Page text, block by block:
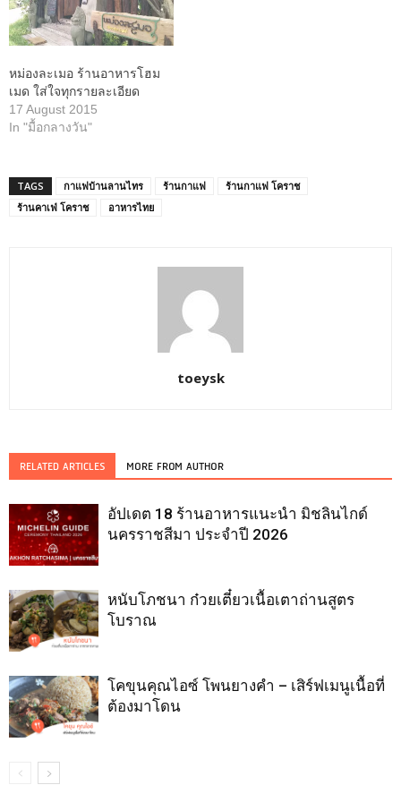
หม่องละเมอ ร้านอาหารโฮม
เมด ใส่ใจทุกรายละเอียด
17 August 2015
In "มื้อกลางวัน"
TAGS กาแฟบ้านลานไทร ร้านกาแฟ
ร้านกาแฟ โคราช
ร้านคาเฟ่ โคราช
อาหารไทย
toeysk
RELATED ARTICLES MORE FROM AUTHOR
อัปเดต 18 ร้านอาหารแนะนำ มิชลินไกด์
นครราชสีมา ประจำปี 2026
หนับโภชนา ก๋วยเตี๋ยวเนื้อเตาถ่านสูตร
โบราณ
โคขุนคุณไอซ์ โพนยางคำ – เสิร์ฟเมนูเนื้อที่
ต้องมาโดน